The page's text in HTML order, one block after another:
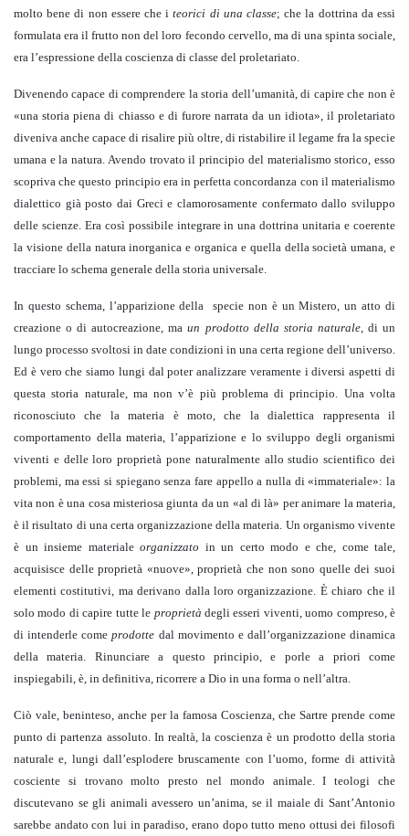
molto bene di non essere che iteorici di una classe; che la dottrina da essi
formulata era il frutto non del loro fecondo cervello, ma di una spinta sociale,
era l’espressione della coscienza di classe del proletariato.
Divenendo capace di comprendere la storia dell’umanità, di capire che non è
«una storia piena di chiasso e di furore narrata da un idiota», il proletariato
diveniva anche capace di risalire più oltre, di ristabilire il legame fra la specie
umana e la natura. Avendo trovato il principio del materialismo storico, esso
scopriva che questo principio era in perfetta concordanza con il materialismo
dialettico già posto dai Greci e clamorosamente confermato dallo sviluppo
delle scienze. Era così possibile integrare in una dottrina unitaria e coerente
la visione della natura inorganica e organica e quella della società umana, e
tracciare lo schema generale della storia universale.
In questo schema, l’apparizione della specie non è un Mistero, un atto di
creazione o di autocreazione, maun prodotto della storia naturale, di un
lungo processo svoltosi in date condizioni in una certa regione dell’universo.
Ed è vero che siamo lungi dal poter analizzare veramente i diversi aspetti di
questa storia naturale, ma non v’è più problema di principio. Una volta
riconosciuto che la materia è moto, che la dialettica rappresenta il
comportamento della materia, l’apparizione e lo sviluppo degli organismi
viventi e delle loro proprietà pone naturalmente allo studio scientifico dei
problemi, ma essi si spiegano senza fare appello a nulla di «immateriale»: la
vita non è una cosa misteriosa giunta da un «al di là» per animare la materia,
è il risultato di una certa organizzazione della materia. Un organismo vivente
è un insieme materiale organizzato in un certo modo e che, come tale,
acquisisce delle proprietà «nuove», proprietà che non sono quelle dei suoi
elementi costitutivi, ma derivano dalla loro organizzazione. È chiaro che il
solo modo di capire tutte le proprietà degli esseri viventi, uomo compreso, è
di intenderle comeprodotte dal movimento e dall’organizzazione dinamica
della materia. Rinunciare a questo principio, e porle a priori come
inspiegabili, è, in definitiva, ricorrere a Dio in una forma o nell’altra.
Ciò vale, beninteso, anche per la famosa Coscienza, che Sartre prende come
punto di partenza assoluto. In realtà, la coscienza è un prodotto della storia
naturale e, lungi dall’esplodere bruscamente con l’uomo, forme di attività
cosciente si trovano molto presto nel mondo animale. I teologi che
discutevano se gli animali avessero un’anima, se il maiale di Sant’Antonio
sarebbe andato con lui in paradiso, erano dopo tutto meno ottusi dei filosofi